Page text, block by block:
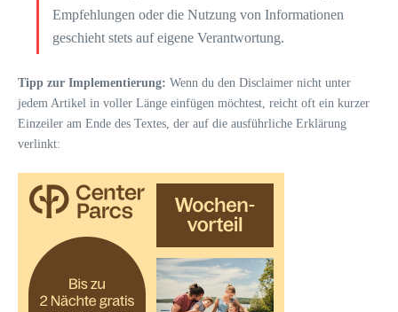
Empfehlungen oder die Nutzung von Informationen
geschieht stets auf eigene Verantwortung.
Tipp zur Implementierung: Wenn du den Disclaimer nicht unter
jedem Artikel in voller Länge einfügen möchtest, reicht oft ein kurzer
Einzeiler am Ende des Textes, der auf die ausführliche Erklärung
verlinkt: